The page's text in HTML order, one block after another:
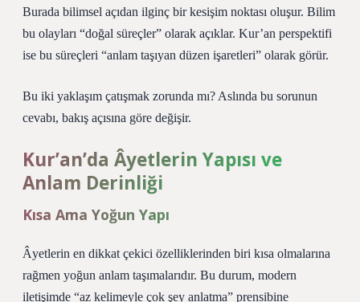
Burada bilimsel açıdan ilginç bir kesişim noktası oluşur. Bilim
bu olayları “doğal süreçler” olarak açıklar. Kur’an perspektifi
ise bu süreçleri “anlam taşıyan düzen işaretleri” olarak görür.
Bu iki yaklaşım çatışmak zorunda mı? Aslında bu sorunun
cevabı, bakış açısına göre değişir.
Kur’an’da Âyetlerin Yapısı ve
Anlam Derinliği
Kısa Ama Yoğun Yapı
Âyetlerin en dikkat çekici özelliklerinden biri kısa olmalarına
rağmen yoğun anlam taşımalarıdır. Bu durum, modern
iletişimde “az kelimeyle çok şey anlatma” prensibine